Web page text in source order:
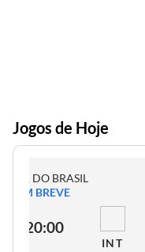
Jogos de Hoje
DO BRASIL
EM BREVE
20:00
INT